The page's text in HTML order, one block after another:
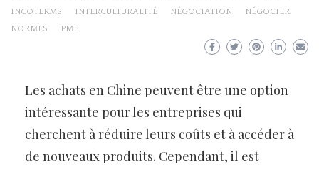
INCOTERMS
INTERCULTURALITÉ NÉGOCIATION
NÉGOCIER
NORMES
PME
Les achats en Chine peuvent être une option
intéressante pour les entreprises qui
cherchent à réduire leurs coûts et à accéder à
de nouveaux produits. Cependant, il est